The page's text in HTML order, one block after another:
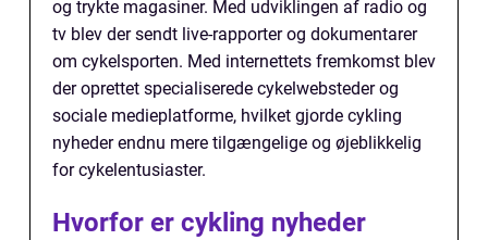
og trykte magasiner. Med udviklingen af radio og
tv blev der sendt live-rapporter og dokumentarer
om cykelsporten. Med internettets fremkomst blev
der oprettet specialiserede cykelwebsteder og
sociale medieplatforme, hvilket gjorde cykling
nyheder endnu mere tilgængelige og øjeblikkelig
for cykelentusiaster.
Hvorfor er cykling nyheder